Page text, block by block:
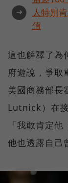
➜
人特別
值
這也解釋了為
府遊說，爭取
美國商務部長
Lutnick）在
「我敢肯定
他也透露自己